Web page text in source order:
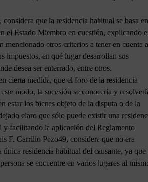
que la residencia habitual se basa en
el Estado Miembro en cuestión, explicando
mencionado otros criterios a tener en cuenta
impuestos, en qué lugar desarrollan sus
desea ser enterrado, entre otros.
cierta medida, que el foro de la residencia
modo, la sucesión se conocería y
estar los bienes objeto de la disputa o de la
claro que sólo puede existir una
y facilitando la aplicación del Reglamento
F. Carrillo Pozo49, considera que no era
residencia habitual del causante, ya que
se encuentre en varios lugares al